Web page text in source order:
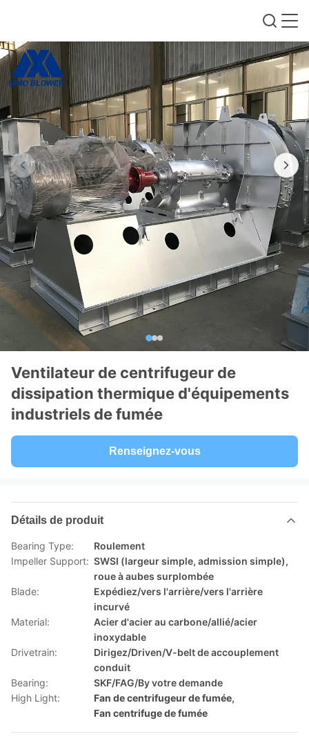
Ventilateur de centrifugeur de
dissipation thermique d'équipements
industriels de fumée
Renseignez-vous
Détails de produit
Bearing Type:
Roulement
Impeller Support: SWSI (largeur simple, admission simple),
roue à aubes surplombée
Blade:
Expédiez/vers l'arrière/vers l'arrière
incurvé
Material:
Acier d'acier au carbone/allié/acier
inoxydable
Drivetrain:
Dirigez/Driven/V-belt de accouplement
conduit
Bearing:
SKF/FAG/By votre demande
High Light:
Fan de centrifugeur de fumée,
Fan centrifuge de fumée